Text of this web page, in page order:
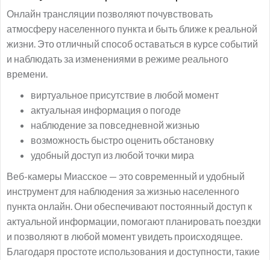
Онлайн трансляции позволяют почувствовать
атмосферу населенного пункта и быть ближе к реальной
жизни. Это отличный способ оставаться в курсе событий
и наблюдать за изменениями в режиме реального
времени.
виртуальное присутствие в любой момент
актуальная информация о погоде
наблюдение за повседневной жизнью
возможность быстро оценить обстановку
удобный доступ из любой точки мира
Веб-камеры Миасское — это современный и удобный
инструмент для наблюдения за жизнью населенного
пункта онлайн. Они обеспечивают постоянный доступ к
актуальной информации, помогают планировать поездки
и позволяют в любой момент увидеть происходящее.
Благодаря простоте использования и доступности, такие